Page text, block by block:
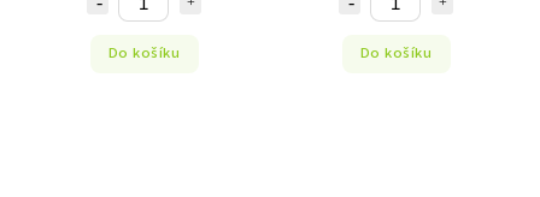
Do košíku Do košíku